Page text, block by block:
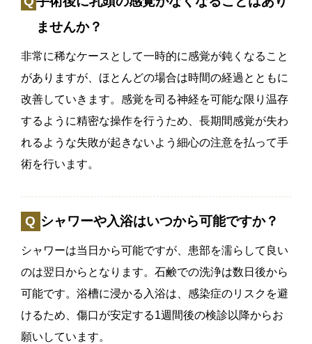
ませんか？
非常に稀なケースとして一時的に感覚が鈍くなること
がありますが、ほとんどの場合は時間の経過とともに
改善していきます。感覚を司る神経を可能な限り温存
するように精密な操作を行うため、長期間感覚が失わ
れるような失敗が起きないよう細心の注意を払って手
術を行います。
シャワーや入浴はいつから可能ですか？
シャワーは当日から可能ですが、患部を濡らして良い
のは翌日からとなります。石鹸での洗浄は数日後から
可能です。浴槽に浸かる入浴は、感染症のリスクを避
けるため、傷口が安定する1週間後の検診以降からお
願いしています。